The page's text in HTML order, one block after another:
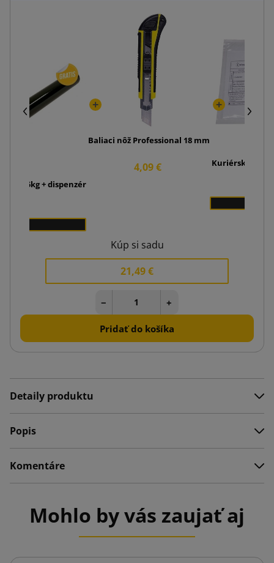
1,5kg + dispenzér
Baliaci nôž Professional 18 mm
4,09 € Kuriérske
Kúp si sadu
21,49 €
− +
Pridať do košíka
Detaily produktu
Popis
Komentáre
Mohlo by vás zaujať aj